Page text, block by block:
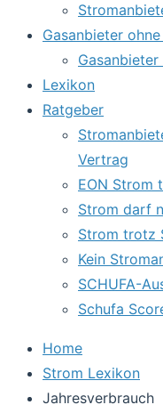
Gasanbieter
Lexikon
Ratgeber
Vertrag
EON Strom
Strom darf
Strom trotz
Kein
SCHUFA-
Schufa
Home
Strom Lexikon
Jahresverbrauch